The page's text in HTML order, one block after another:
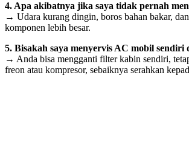
4. Apa akibatnya jika saya tidak pernah
→ Udara kurang dingin, boros bahan bakar,
komponen lebih besar.
5. Bisakah saya menyervis AC mobil sendiri
→ Anda bisa mengganti filter kabin sendiri,
freon atau kompresor, sebaiknya serahkan